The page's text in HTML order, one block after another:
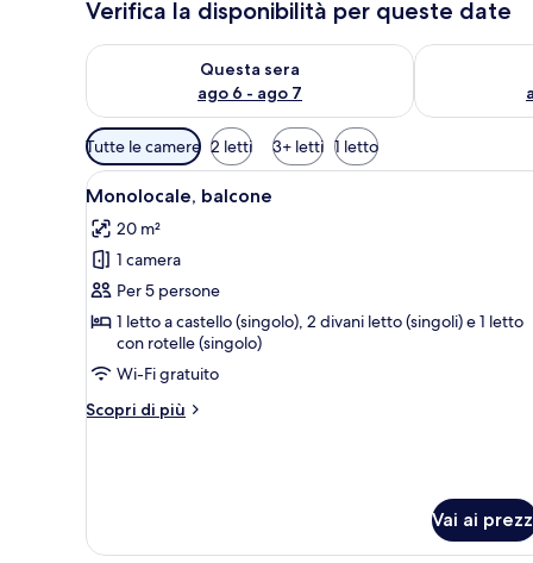
Verifica la disponibilità per queste date
Questa sera
ago 6 - ago 7
Verifica la disponibilità per questa sera, ago 6 - ago 7
Verifica la
Filtri
disponibili
per
le
camere
Tutte le camere 2 letti 3+ letti 1 letto
Apri
tutte
le
foto
per
Monolocale,
balcone
Camera con letto a castello,
6
Monolocale, balcone
20 m²
1 camera
Per 5 persone
1 letto a castello (singolo), 2 divani letto (singoli) e 1 letto
con rotelle (singolo)
Wi-Fi gratuito
Scopri di più
Altri
Vai ai